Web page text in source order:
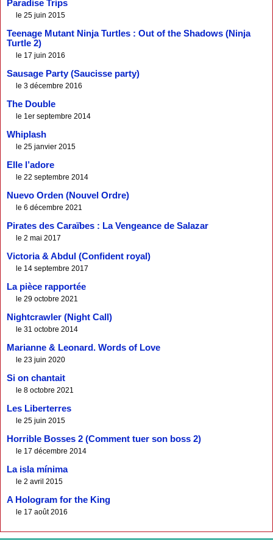
Paradise Trips
le 25 juin 2015
Teenage Mutant Ninja Turtles : Out of the Shadows (Ninja
Turtle 2)
le 17 juin 2016
Sausage Party (Saucisse party)
le 3 décembre 2016
The Double
le 1er septembre 2014
Whiplash
le 25 janvier 2015
Elle l’adore
le 22 septembre 2014
Nuevo Orden (Nouvel Ordre)
le 6 décembre 2021
Pirates des Caraïbes : La Vengeance de Salazar
le 2 mai 2017
Victoria & Abdul (Confident royal)
le 14 septembre 2017
La pièce rapportée
le 29 octobre 2021
Nightcrawler (Night Call)
le 31 octobre 2014
Marianne & Leonard. Words of Love
le 23 juin 2020
Si on chantait
le 8 octobre 2021
Les Liberterres
le 25 juin 2015
Horrible Bosses 2 (Comment tuer son boss 2)
le 17 décembre 2014
La isla mínima
le 2 avril 2015
A Hologram for the King
le 17 août 2016